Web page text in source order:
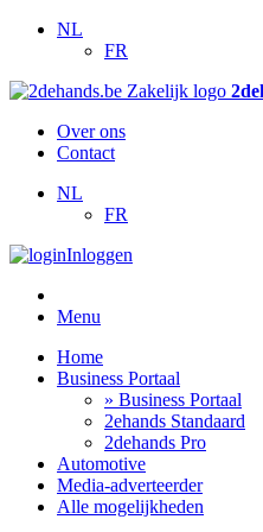
NL
FR
Over ons
Contact
NL
FR
Inloggen
Menu
Home
Business Portaal
» Business Portaal
2ehands Standaard
2dehands Pro
Automotive
Media-adverteerder
Alle mogelijkheden